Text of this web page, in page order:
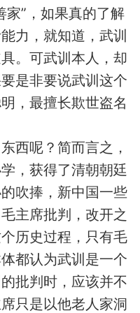
家”，如果真的了解
力，就知道，武训
。可武训本人，却
是非要说武训这个
，最擅长欺世盗名
呢？简而言之，
，获得了清朝朝廷
吹捧，新中国一些
主席批判，改开之
历史过程，只有毛
都认为武训是一个
批判时，应该并不
只是以他老人家洞